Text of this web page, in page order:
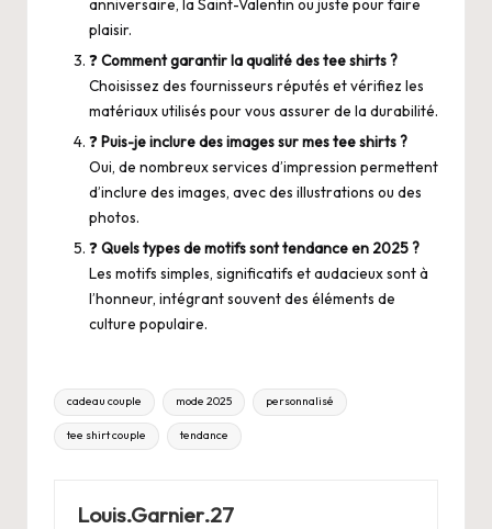
anniversaire, la Saint-Valentin ou juste pour faire
plaisir.
❓Comment garantir la qualité des tee shirts ?
Choisissez des fournisseurs réputés et vérifiez les
matériaux utilisés pour vous assurer de la durabilité.
❓Puis-je inclure des images sur mes tee shirts ?
Oui, de nombreux services d’impression permettent
d’inclure des images, avec des illustrations ou des
photos.
❓Quels types de motifs sont tendance en 2025 ?
Les motifs simples, significatifs et audacieux sont à
l’honneur, intégrant souvent des éléments de
culture populaire.
Tags:
cadeau couple mode 2025 personnalisé
tee shirt couple tendance
Louis.Garnier.27